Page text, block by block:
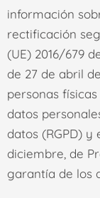
información
rectificación
(UE) 2016/679
de 27 de abril
personas
datos
datos (RGPD) y
diciembre, de
garantía de los